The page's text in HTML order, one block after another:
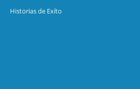
Historias de Exíto